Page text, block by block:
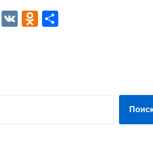
Telegram
VKOdnoklassniki